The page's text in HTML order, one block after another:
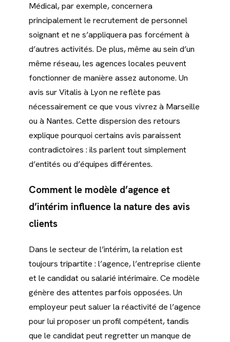
Médical, par exemple, concernera
principalement le recrutement de personnel
soignant et ne s’appliquera pas forcément à
d’autres activités. De plus, même au sein d’un
même réseau, les agences locales peuvent
fonctionner de manière assez autonome. Un
avis sur Vitalis à Lyon ne reflète pas
nécessairement ce que vous vivrez à Marseille
ou à Nantes. Cette dispersion des retours
explique pourquoi certains avis paraissent
contradictoires : ils parlent tout simplement
d’entités ou d’équipes différentes.
Comment le modèle d’agence et
d’intérim influence la nature des avis
clients
Dans le secteur de l’intérim, la relation est
toujours tripartite : l’agence, l’entreprise cliente
et le candidat ou salarié intérimaire. Ce modèle
génère des attentes parfois opposées. Un
employeur peut saluer la réactivité de l’agence
pour lui proposer un profil compétent, tandis
que le candidat peut regretter un manque de